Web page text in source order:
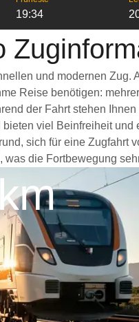
19:34
und modernen
Reise benötigen:
der Fahrt stehen
viel Beinfreiheit
sich für eine
die Fortbewegung